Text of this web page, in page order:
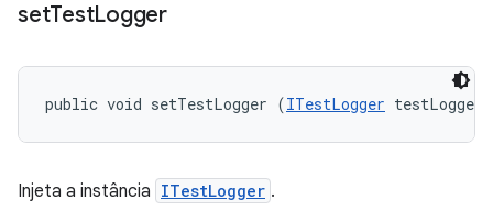
setTestLogger
public void setTestLogger (ITestLogger testLogger)
Injeta a instância ITestLogger .